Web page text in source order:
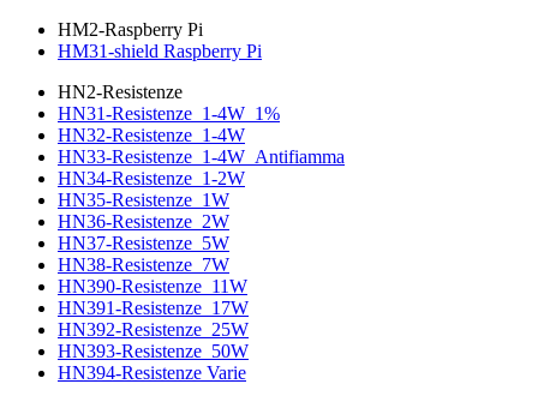
HM2-Raspberry Pi
HM31-shield Raspberry Pi
HN2-Resistenze
HN31-Resistenze_1-4W_1%
HN32-Resistenze_1-4W
HN33-Resistenze_1-4W_Antifiamma
HN34-Resistenze_1-2W
HN35-Resistenze_1W
HN36-Resistenze_2W
HN37-Resistenze_5W
HN38-Resistenze_7W
HN390-Resistenze_11W
HN391-Resistenze_17W
HN392-Resistenze_25W
HN393-Resistenze_50W
HN394-Resistenze Varie